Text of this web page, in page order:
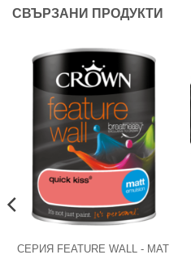
СВЪРЗАНИ ПРОДУКТИ
СЕРИЯ FEATURE WALL - МАТ